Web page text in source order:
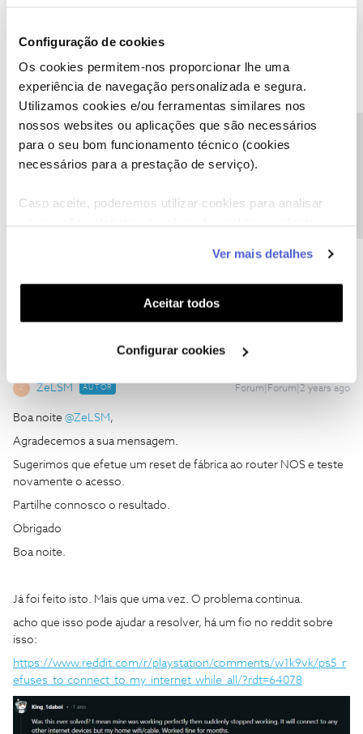
Configuração de cookies
Os cookies permitem-nos proporcionar lhe uma
experiência de navegação personalizada e segura.
Utilizamos cookies e/ou ferramentas similares nos
nossos websites ou aplicações que são necessários
para o seu bom funcionamento técnico (cookies
necessários para a prestação de serviço).
Caso aceite, poderemos utilizar cookies para analisar
funcionalidades (cookies de personalização e
funcionalidade) e adaptar anúncios aos seus interesses
(cookies de publicidade personalizada). Pode gerir a
utilização dos cookies clicando em "Configurar
Ver mais detalhes
Aceitar todos
Configurar cookies
efuses_to_connect_to_my_internet_while_all/?rdt=64078
O amigo Bruno ajuda
Z ZeLSM AUTOR Forum|Forum|2 years ago
Boa noite @ZeLSM ,
Agradecemos a sua mensagem.
Sugerimos que efetue um reset de fábrica ao router NOS e teste
novamente o acesso.
Partilhe connosco o resultado.
Obrigado
Boa noite.
Já foi feito isto. Mais que uma vez. O problema continua.
acho que isso pode ajudar a resolver, há um fio no reddit sobre
isso:
https://www.reddit.com/r/playstation/comments/w1k9vk/ps5_r
efuses_to_connect_to_my_internet_while_all/?rdt=64078